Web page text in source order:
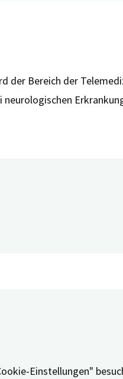
der Bereich der
neurologischen
und wiederholten
Einstellungen"